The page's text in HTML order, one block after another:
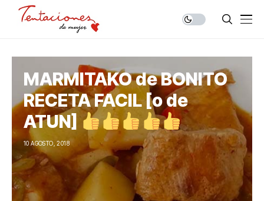
MARMITAKO de BONITO
RECETA FACIL [o de
ATUN]
10 AGOSTO, 2018